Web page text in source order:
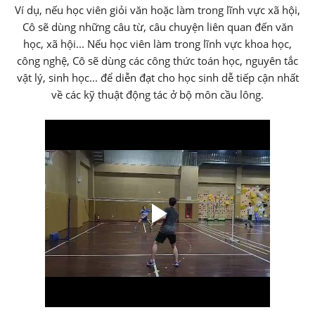
Ví dụ, nếu học viên giỏi văn hoặc làm trong lĩnh vực xã hội,
Cô sẽ dùng những câu từ, câu chuyện liên quan đến văn
học, xã hội... Nếu học viên làm trong lĩnh vực khoa học,
công nghệ, Cô sẽ dùng các công thức toán học, nguyên tắc
vật lý, sinh học... để diễn đạt cho học sinh dễ tiếp cận nhất
về các kỹ thuật động tác ở bộ môn cầu lông.